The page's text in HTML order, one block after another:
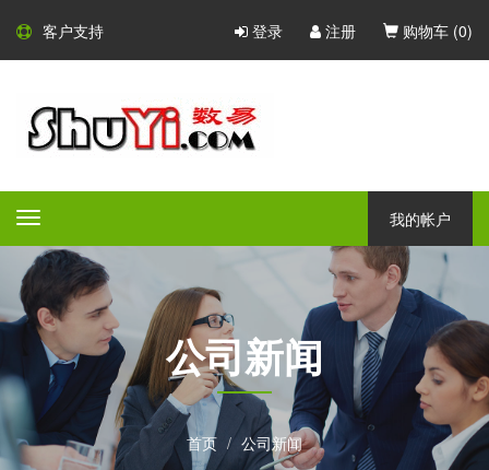
客户支持 登录 注册 购物车 (0)
Toggle
navigation
我的帐户
公司新闻
首页 公司新闻